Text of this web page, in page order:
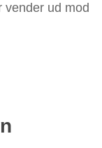
vender ud mod